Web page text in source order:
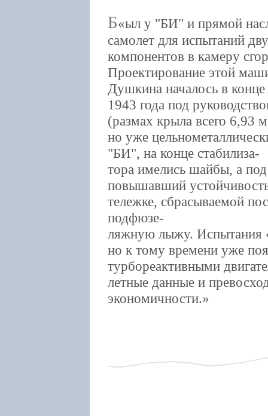
Б ыл у "БИ" и прямой
самолет для испытаний
компонентов в камеру
Проектирование этой
Душкина началось в конце
1943 года под
(размах крыла всего 6,93
но уже
"БИ", на конце стабилиза-
тора имелись шайбы, а
повышавший
тележке, сбрасываемой
подфюзе-
ляжную лыжу. Испытания
но к тому времени уже
турбореактивными
летные данные и
экономичности.